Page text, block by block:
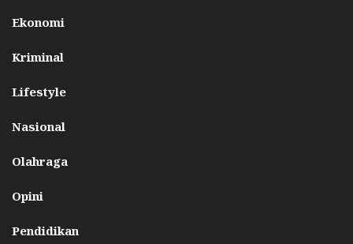
Ekonomi
Kriminal
Lifestyle
Nasional
Olahraga
Opini
Pendidikan